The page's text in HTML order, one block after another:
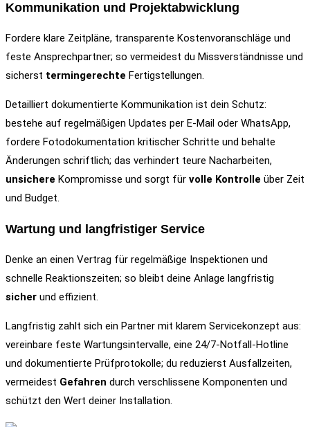
Kommunikation und Projektabwicklung
Fordere klare Zeitpläne, transparente Kostenvoranschläge und
feste Ansprechpartner; so vermeidest du Missverständnisse und
sicherst termingerechte Fertigstellungen.
Detailliert dokumentierte Kommunikation ist dein Schutz:
bestehe auf regelmäßigen Updates per E‑Mail oder WhatsApp,
fordere Fotodokumentation kritischer Schritte und behalte
Änderungen schriftlich; das verhindert teure Nacharbeiten,
unsichere Kompromisse und sorgt für volle Kontrolle über Zeit
und Budget.
Wartung und langfristiger Service
Denke an einen Vertrag für regelmäßige Inspektionen und
schnelle Reaktionszeiten; so bleibt deine Anlage langfristig
sicher und effizient.
Langfristig zahlt sich ein Partner mit klarem Servicekonzept aus:
vereinbare feste Wartungsintervalle, eine 24/7-Notfall-Hotline
und dokumentierte Prüfprotokolle; du reduzierst Ausfallzeiten,
vermeidest Gefahren durch verschlissene Komponenten und
schützt den Wert deiner Installation.